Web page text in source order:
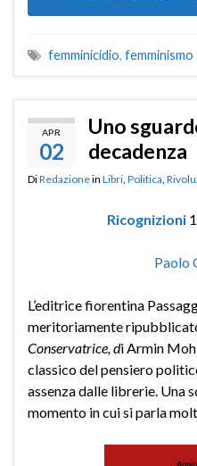
femminicidio, femminismo
APR
02
Uno
decadenza
DiRedazionein Libri Politica
Ricognizioni
Paolo
L’editrice fiorentina
meritoriamente
Conservatrice, di Armin
classico del pensiero
assenza dalle librerie. Una
momento in cui si parla